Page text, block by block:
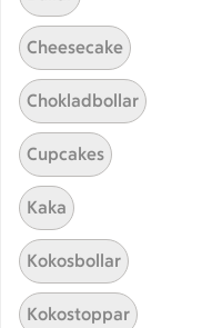
Hittade
Testa att söka på
Cheesecake
Chokladbollar
Cupcakes
Kaka
Kokosbollar
Kokostoppar